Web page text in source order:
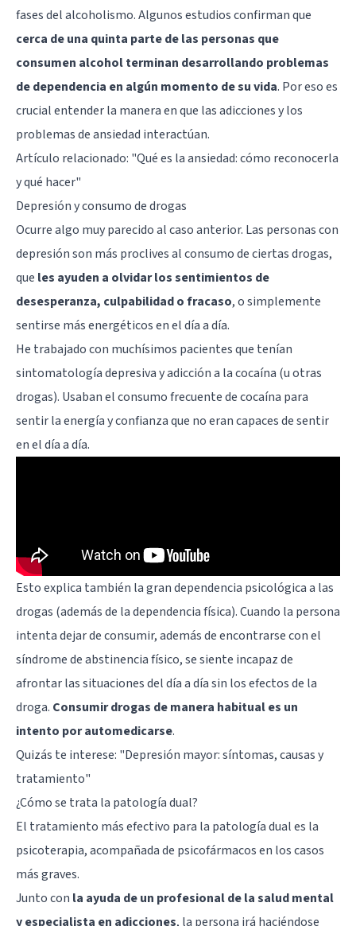
fases del alcoholismo. Algunos estudios confirman que
cerca de una quinta parte de las personas que
consumen alcohol terminan desarrollando problemas
de dependencia en algún momento de su vida. Por eso es
crucial entender la manera en que las adicciones y los
problemas de ansiedad interactúan.
Artículo relacionado: "Qué es la ansiedad: cómo reconocerla
y qué hacer"
Depresión y consumo de drogas
Ocurre algo muy parecido al caso anterior. Las personas con
depresión son más proclives al consumo de ciertas drogas,
que les ayuden a olvidar los sentimientos de
desesperanza, culpabilidad o fracaso, o simplemente
sentirse más energéticos en el día a día.
He trabajado con muchísimos pacientes que tenían
sintomatología depresiva y adicción a la cocaína (u otras
drogas). Usaban el consumo frecuente de cocaína para
sentir la energía y confianza que no eran capaces de sentir
en el día a día.
Esto explica también la gran dependencia psicológica a las
drogas (además de la dependencia física). Cuando la persona
intenta dejar de consumir, además de encontrarse con el
síndrome de abstinencia físico, se siente incapaz de
afrontar las situaciones del día a día sin los efectos de la
droga. Consumir drogas de manera habitual es un
intento por automedicarse.
Quizás te interese: "Depresión mayor: síntomas, causas y
tratamiento"
¿Cómo se trata la patología dual?
El tratamiento más efectivo para la patología dual es la
psicoterapia, acompañada de psicofármacos en los casos
más graves.
Junto con la ayuda de un profesional de la salud mental
y especialista en adicciones, la persona irá haciéndose